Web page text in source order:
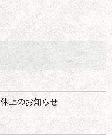
止のお知らせ